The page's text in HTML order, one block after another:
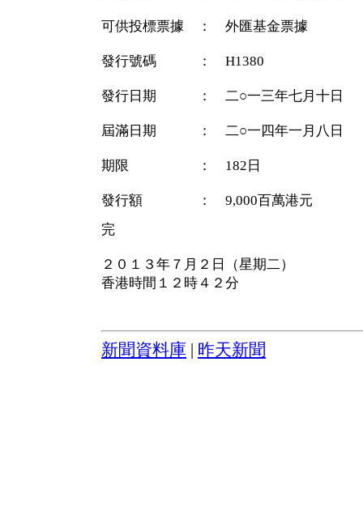
可供投標票據 ： 外匯基金票據
發行號碼 ： H1380
發行日期 ： 二○一三年七月十日
屆滿日期 ： 二○一四年一月八日
期限 ： 182日
發行額 ： 9,000百萬港元
完
２０１３年７月２日（星期二）
香港時間１２時４２分
新聞資料庫 昨天新聞